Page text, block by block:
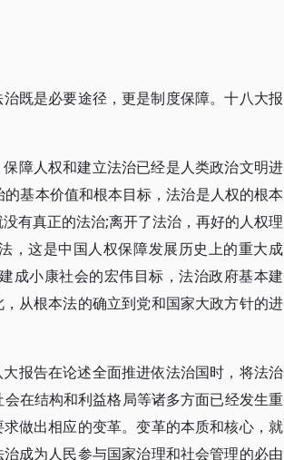
既是必要途径，更是制度保障。十八大报
障人权和建立法治已经是人类政治文明进
基本价值和根本目标，法治是人权的根本
有真正的法治;离开了法治，再好的人权理
，这是中国人权保障发展历史上的重大成
成小康社会的宏伟目标，法治政府基本建
从根本法的确立到党和国家大政方针的进
报告在论述全面推进依法治国时，将法治
在结构和利益格局等诸多方面已经发生重
做出相应的变革。变革的本质和核心，就
成为人民参与国家治理和社会管理的必由